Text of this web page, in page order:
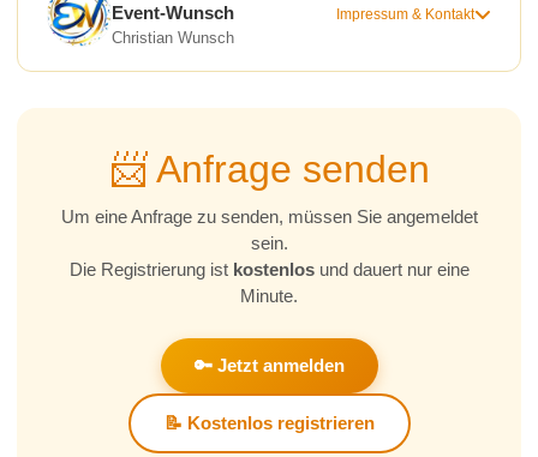
Event-Wunsch
Christian Wunsch
Impressum & Kontakt
📨 Anfrage senden
Um eine Anfrage zu senden, müssen Sie angemeldet
sein.
Die Registrierung ist kostenlosund dauert nur eine
Minute.
🔑 Jetzt anmelden
📝 Kostenlos registrieren